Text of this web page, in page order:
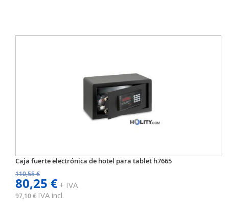
Caja fuerte electrónica de hotel para tablet h7665
110,55 €
80,25 €+ IVA
97,10 € IVA incl.